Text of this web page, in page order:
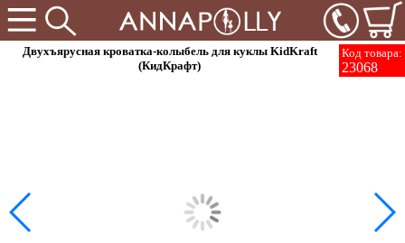
Код товара:
23068
Двухъярусная кроватка-колыбель для куклы KidKraft
(КидКрафт)